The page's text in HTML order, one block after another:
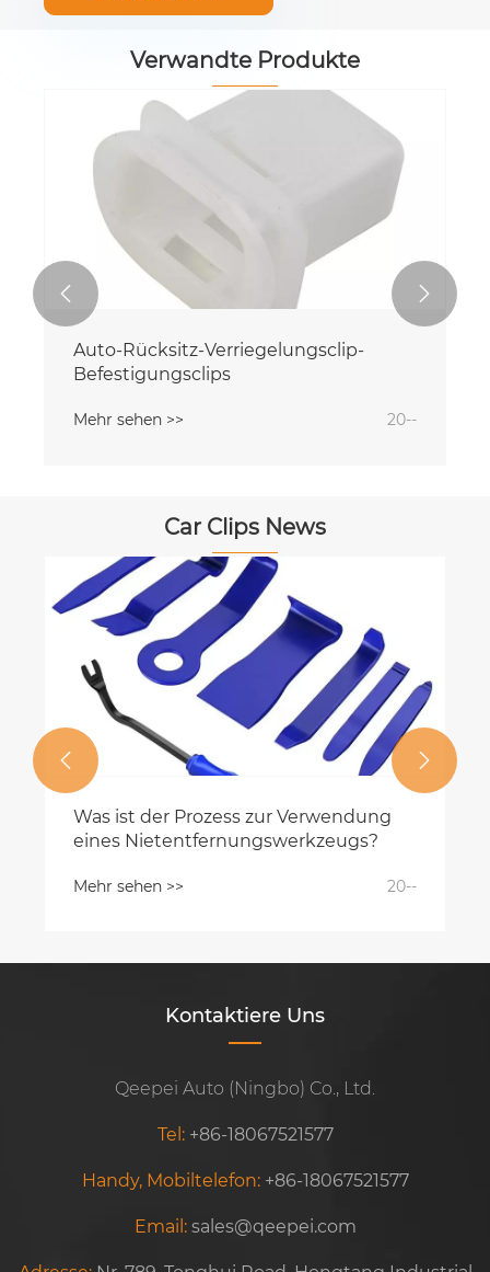
Verwandte Produkte
Auto-Rücksitz-Verriegelungsclip-
Befestigungsclips
Mehr sehen >> 20--
 
Car Clips News
Wie wählt man leistungsstarke
Autoglas-Clips aus?
Mehr sehen >> 20--
 
Kontaktiere Uns
Qeepei Auto (Ningbo) Co., Ltd.
Tel: +86-18067521577
Handy, Mobiltelefon: +86-18067521577
Email: sales@qeepei.com